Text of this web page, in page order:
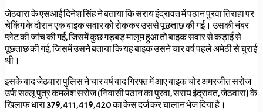
जेठवारा के एसआई दिनेश सिंह ने बताया कि सराय इंद्रावत में पठान पुरवा तिराहा पर
चेकिंग के दौरान एक बाइक सवार को रोककर उससे पूछताछ की गई। उसकी नंबर
प्लेट की जांच की गई, जिसमें कुछ गड़बड़ मालूम हुआ तो बाइक सवार से कड़ाई से
पूछताछ की गई, जिसमें उसने बताया कि यह बाइक उसने चार वर्ष पहले अमेठी से चुराई
थी।
इसके बाद जेठवारा पुलिस ने चार वर्ष बाद गिरफ्त में आए बाइक चोर अमरजीत सरोज
उर्फ सल्लू पुत्र कमलेश सरोज (निवासी पठान का पुरवा, सराय इंद्रावत, जेठवारा) के
खिलाफ धारा 379, 411, 419, 420का केस दर्ज कर चालान भेज दिया है।